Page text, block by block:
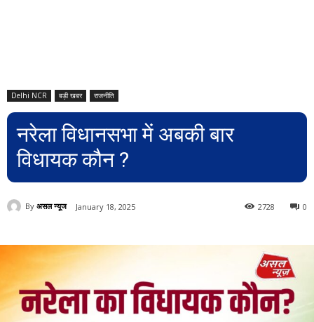
Delhi NCR बड़ी खबर राजनीति
नरेला विधानसभा में अबकी बार
विधायक कौन ?
By असल न्यूज January 18, 2025 0
2728